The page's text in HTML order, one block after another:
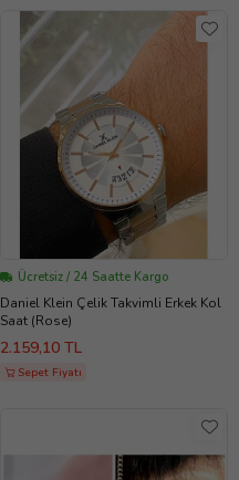
Ücretsiz / 24 Saatte Kargo
Daniel Klein Çelik Takvimli Erkek Kol
Saat (Rose)
2.159,10 TL
Sepet Fiyatı